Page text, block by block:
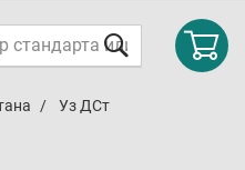
Уз ДСт